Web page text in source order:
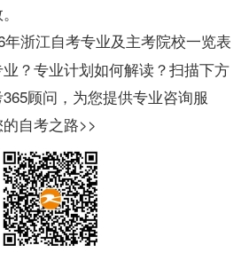
年浙江自考专业及主考院校一览表
？专业计划如何解读？扫描下方
顾问，为您提供专业咨询服
自考之路>>